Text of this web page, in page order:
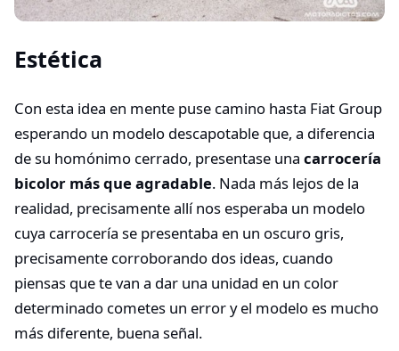
Estética
Con esta idea en mente puse camino hasta Fiat Group
esperando un modelo descapotable que, a diferencia
de su homónimo cerrado, presentase una carrocería
bicolor más que agradable. Nada más lejos de la
realidad, precisamente allí nos esperaba un modelo
cuya carrocería se presentaba en un oscuro gris,
precisamente corroborando dos ideas, cuando
piensas que te van a dar una unidad en un color
determinado cometes un error y el modelo es mucho
más diferente, buena señal.